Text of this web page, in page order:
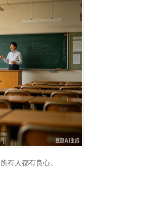
有人都有良心。